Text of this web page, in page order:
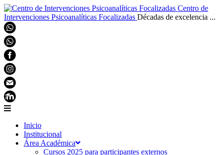
Centro de
Intervenciones Psicoanalíticas Focalizadas Décadas de excelencia ...
Inicio
Institucional
Área Académica
Cursos 2025 para participantes externos